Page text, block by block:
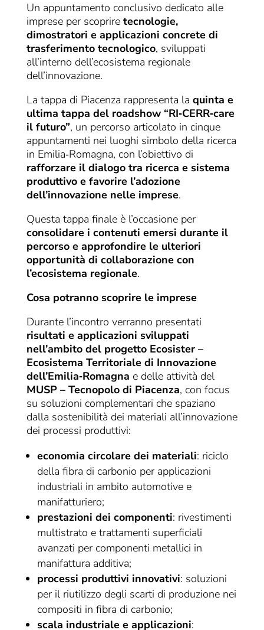
Un appuntamento conclusivo dedicato alle
imprese per scoprire tecnologie,
dimostratori e applicazioni concrete di
trasferimento tecnologico, sviluppati
all’interno dell’ecosistema regionale
dell’innovazione.
La tappa di Piacenza rappresenta la quinta e
ultima tappa del roadshow “RI‑CERR‑care
il futuro”, un percorso articolato in cinque
appuntamenti nei luoghi simbolo della ricerca
in Emilia‑Romagna, con l’obiettivo di
rafforzare il dialogo tra ricerca e sistema
produttivo e favorire l’adozione
dell’innovazione nelle imprese.
Questa tappa finale è l’occasione per
consolidare i contenuti emersi durante il
percorso e approfondire le ulteriori
opportunità di collaborazione con
l’ecosistema regionale.
Cosa potranno scoprire le imprese
Durante l’incontro verranno presentati
risultati e applicazioni sviluppati
nell’ambito del progetto Ecosister –
Ecosistema Territoriale di Innovazione
dell’Emilia‑Romagna e delle attività del
MUSP – Tecnopolo di Piacenza, con focus
su soluzioni complementari che spaziano
dalla sostenibilità dei materiali all’innovazione
dei processi produttivi:
economia circolare dei materiali: riciclo
della fibra di carbonio per applicazioni
industriali in ambito automotive e
manifatturiero;
prestazioni dei componenti: rivestimenti
multistrato e trattamenti superficiali
avanzati per componenti metallici in
manifattura additiva;
processi produttivi innovativi: soluzioni
per il riutilizzo degli scarti di produzione nei
compositi in fibra di carbonio;
scala industriale e applicazioni: